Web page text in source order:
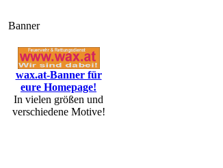
Banner
wax.at-Banner für
eure Homepage!
In vielen größen und
verschiedene Motive!